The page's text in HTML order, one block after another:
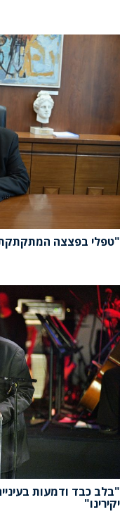
"טפלי בפצצה
"בלב כבד ודמעות
יקירינו"